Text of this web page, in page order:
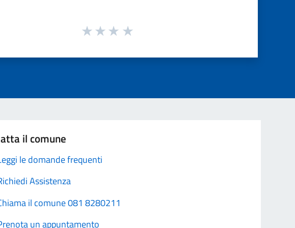
il comune
le domande frequenti
Assistenza
il comune 081 8280211
un appuntamento